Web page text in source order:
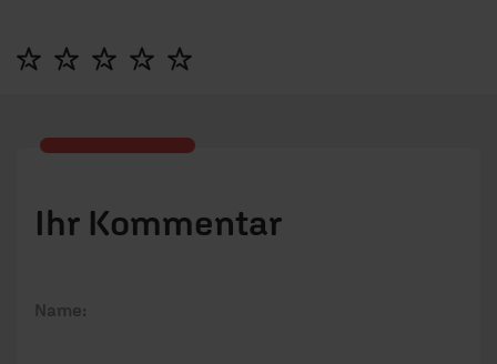
Ihr Kommentar
Name: